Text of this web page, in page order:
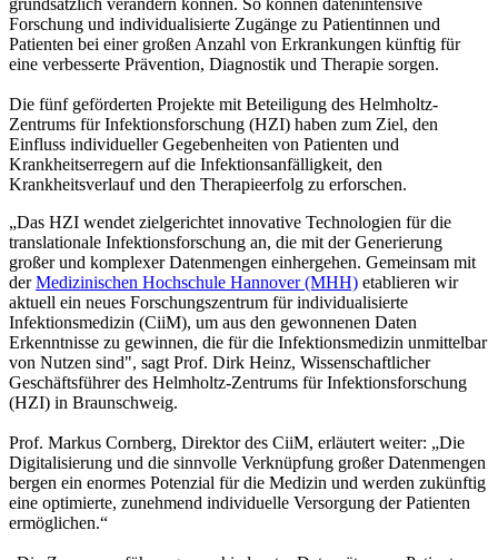
Forschung und individualisierte Zugänge zu Patientinnen und
Patienten bei einer großen Anzahl von Erkrankungen künftig für
eine verbesserte Prävention, Diagnostik und Therapie sorgen.
Die fünf geförderten Projekte mit Beteiligung des Helmholtz-
Zentrums für Infektionsforschung (HZI) haben zum Ziel, den
Einfluss individueller Gegebenheiten von Patienten und
Krankheitserregern auf die Infektionsanfälligkeit, den
Krankheitsverlauf und den Therapieerfolg zu erforschen.
„Das HZI wendet zielgerichtet innovative Technologien für die
translationale Infektionsforschung an, die mit der Generierung
großer und komplexer Datenmengen einhergehen. Gemeinsam mit
derMedizinischen Hochschule Hannover (MHH) etablieren wir
aktuell ein neues Forschungszentrum für individualisierte
Infektionsmedizin (CiiM), um aus den gewonnenen Daten
Erkenntnisse zu gewinnen, die für die Infektionsmedizin unmittelbar
von Nutzen sind", sagt Prof. Dirk Heinz, Wissenschaftlicher
Geschäftsführer des Helmholtz-Zentrums für Infektionsforschung
(HZI) in Braunschweig.
Prof. Markus Cornberg, Direktor des CiiM, erläutert weiter: „Die
Digitalisierung und die sinnvolle Verknüpfung großer Datenmengen
bergen ein enormes Potenzial für die Medizin und werden zukünftig
eine optimierte, zunehmend individuelle Versorgung der Patienten
ermöglichen.“